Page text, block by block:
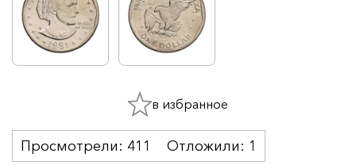
Просмотрели: 411 Отложили: 1
в избранное